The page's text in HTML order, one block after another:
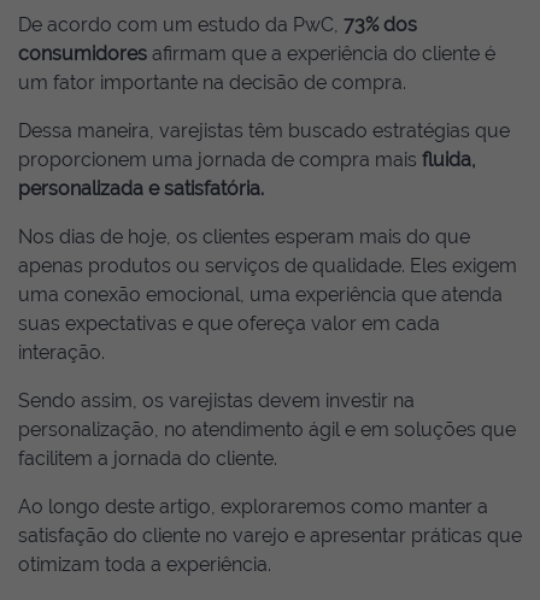
De acordo com um estudo da PwC, 73% dos
consumidores afirmam que a experiência do cliente é
um fator importante na decisão de compra.
Dessa maneira, varejistas têm buscado estratégias que
proporcionem uma jornada de compra mais fluida,
personalizada e satisfatória.
Nos dias de hoje, os clientes esperam mais do que
apenas produtos ou serviços de qualidade. Eles exigem
uma conexão emocional, uma experiência que atenda
suas expectativas e que ofereça valor em cada
interação.
Sendo assim, os varejistas devem investir na
personalização, no atendimento ágil e em soluções que
facilitem a jornada do cliente.
Ao longo deste artigo, exploraremos como manter a
satisfação do cliente no varejo e apresentar práticas que
otimizam toda a experiência.